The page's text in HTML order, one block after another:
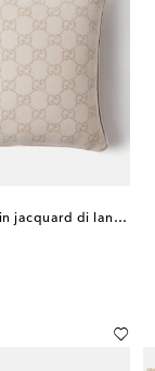
Cuscino GG in jacquard di lana e cashmere